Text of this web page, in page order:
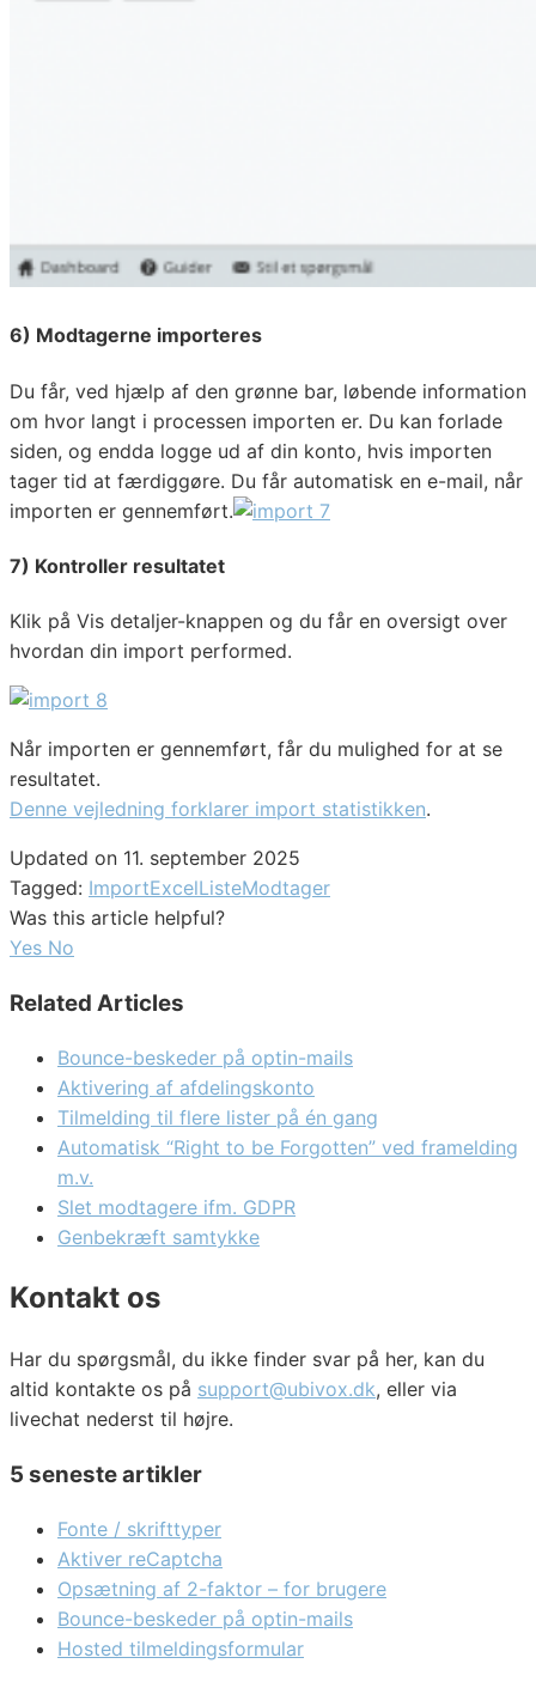
6) Modtagerne importeres
Du får, ved hjælp af den grønne bar, løbende information
om hvor langt i processen importen er. Du kan forlade
siden, og endda logge ud af din konto, hvis importen
tager tid at færdiggøre. Du får automatisk en e-mail, når
importen er gennemført.
7) Kontroller resultatet
Klik på Vis detaljer-knappen og du får en oversigt over
hvordan din import performed.
Når importen er gennemført, får du mulighed for at se
resultatet.
Denne vejledning forklarer import statistikken.
Updated on 11. september 2025
Tagged: ImportExcelListeModtager
Was this article helpful?
Yes No
Related Articles
Bounce-beskeder på optin-mails
Aktivering af afdelingskonto
Tilmelding til flere lister på én gang
Automatisk “Right to be Forgotten” ved framelding
m.v.
Slet modtagere ifm. GDPR
Genbekræft samtykke
Kontakt os
Har du spørgsmål, du ikke finder svar på her, kan du
altid kontakte os på support@ubivox.dk, eller via
livechat nederst til højre.
5 seneste artikler
Fonte / skrifttyper
Aktiver reCaptcha
Opsætning af 2-faktor – for brugere
Bounce-beskeder på optin-mails
Hosted tilmeldingsformular